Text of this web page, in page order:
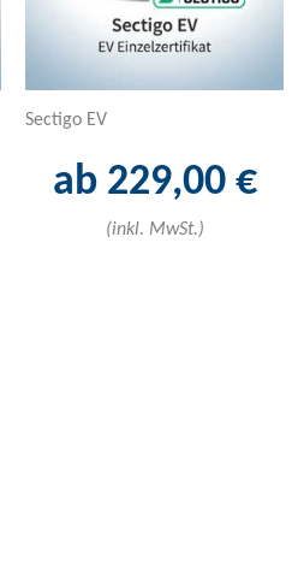
Sectigo EV
ab 229,00 €
(inkl. MwSt.)